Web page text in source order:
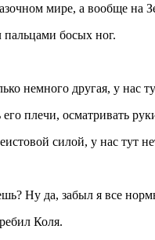
мире, а вообще на
босых ног.
немного другая, у нас
плечи, осматривать
силой, у нас тут
Ну да, забыл я все
Коля.